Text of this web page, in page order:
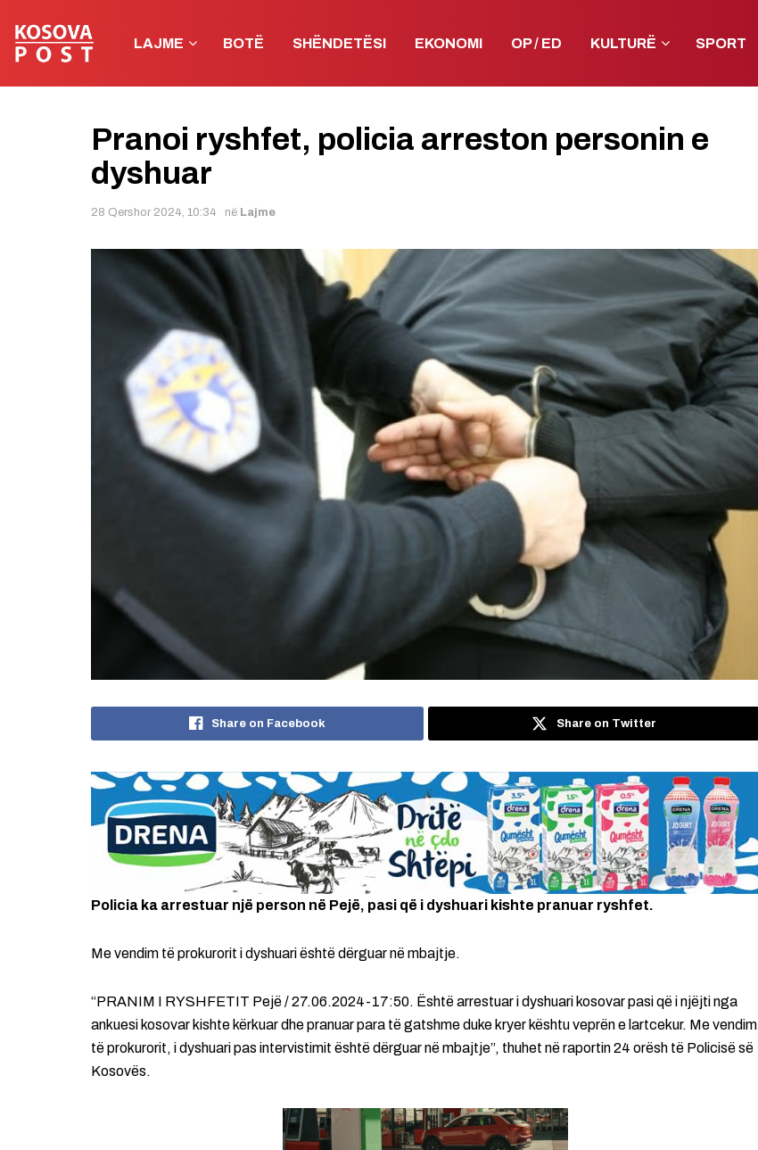
LAJME BOTË SHËNDETËSI EKONOMI OP / ED KULTURË SPORT
Pranoi ryshfet, policia arreston personin e
dyshuar
28 Qershor 2024, 10:34 në Lajme
Share on Facebook Share on Twitter
Policia ka arrestuar një person në Pejë, pasi që i dyshuari kishte pranuar ryshfet.
Me vendim të prokurorit i dyshuari është dërguar në mbajtje.
“PRANIM I RYSHFETIT Pejë / 27.06.2024-17:50. Është arrestuar i dyshuari kosovar pasi që i njëjti nga
ankuesi kosovar kishte kërkuar dhe pranuar para të gatshme duke kryer kështu veprën e lartcekur. Me vendim
të prokurorit, i dyshuari pas intervistimit është dërguar në mbajtje”, thuhet në raportin 24 orësh të Policisë së
Kosovës.